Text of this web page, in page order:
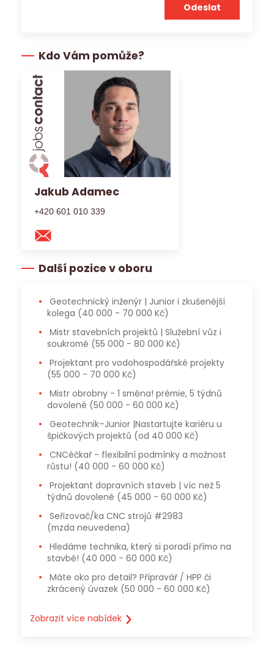
Kdo Vám pomůže?
Jakub Adamec
+420 601 010 339
Další pozice v oboru
kolega (40 000 - 70 000 Kč)
soukromě (55 000 - 80 000 Kč)
Projektant pro vodohospodářské projekty
(55 000 - 70 000 Kč)
dovolené (50 000 - 60 000 Kč)
špičkových projektů (od 40 000 Kč)
růstu! (40 000 - 60 000 Kč)
týdnů dovolené (45 000 - 60 000 Kč)
Seřizovač/ka CNC strojů #2983
(mzda neuvedena)
stavbě! (40 000 - 60 000 Kč)
zkrácený úvazek (50 000 - 60 000 Kč)
Zobrazit více nabídek